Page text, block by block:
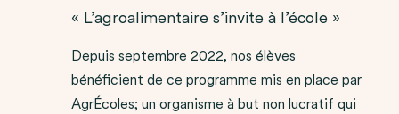
« L’agroalimentaire s’invite à l’école »
Depuis septembre 2022, nos élèves
bénéficient de ce programme mis en place par
AgrÉcoles; un organisme à but non lucratif qui